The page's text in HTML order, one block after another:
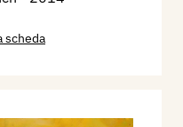
scheda